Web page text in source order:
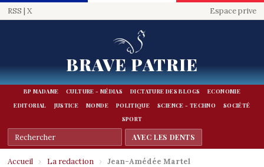
RSS | X Espace prive
BRAVE PATRIE
BP MADAME CULTURE - MÉDIAS DICTATURE DES BLOGS
ECONOMIE
EDITORIAL
JUSTICE MONDE POLITIQUE SCIENCE - TECHNO
SOCIÉTÉ
SPORT
Accueil › La redaction › Jean-Amédée Martel